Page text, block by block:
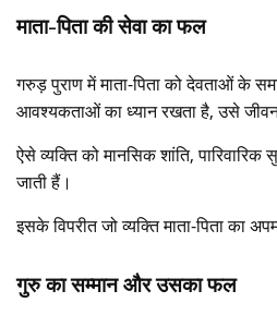
माता-पिता की सेवा का फल
गरुड़ पुराण में माता-पिता को देवताओं के
आवश्यकताओं का ध्यान रखता है, उसे जीवन
ऐसे व्यक्ति को मानसिक शांति,
जाती हैं।
इसके विपरीत जो व्यक्ति माता-पिता का
गुरु का सम्मान और उसका फल